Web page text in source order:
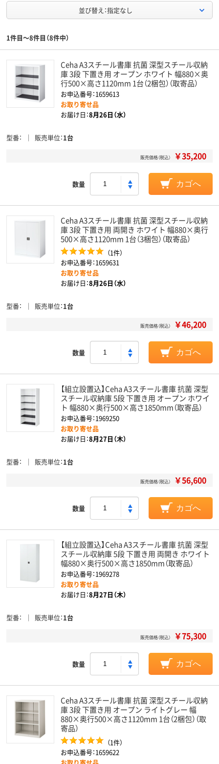
並び替え：指定なし
1件目～8件目（8件中）
Ceha A3スチール書庫 抗菌 深型スチール収納
庫 3段 下置き用 オープン ホワイト 幅880×奥
行500×高さ1120mm 1台（2梱包）（取寄品）
お申込番号：1659613
お取り寄せ品
お届け日：8月26日（水）
型番 販売単位 1台
販売価格（税込） ￥35,200
数量 カゴへ
Ceha A3スチール書庫 抗菌 深型スチール収納
庫 3段 下置き用 両開き ホワイト 幅880×奥行
500×高さ1120mm 1台（3梱包）（取寄品）
（1件）
お申込番号：1659631
お取り寄せ品
お届け日：8月26日（水）
型番 販売単位 1台
販売価格（税込） ￥46,200
数量 カゴへ
【組立設置込】Ceha A3スチール書庫 抗菌 深型
スチール収納庫 5段 下置き用 オープン ホワイ
ト 幅880×奥行500×高さ1850mm（取寄品）
お申込番号：1969250
お取り寄せ品
お届け日：8月27日（木）
型番 販売単位 1台
販売価格（税込） ￥56,600
数量 カゴへ
【組立設置込】Ceha A3スチール書庫 抗菌 深型
スチール収納庫 5段 下置き用 両開き ホワイト
幅880×奥行500×高さ1850mm（取寄品）
お申込番号：1969278
お取り寄せ品
お届け日：8月27日（木）
型番 販売単位 1台
販売価格（税込） ￥75,300
数量 カゴへ
Ceha A3スチール書庫 抗菌 深型スチール収納
庫 3段 下置き用 オープン ライトグレー 幅
880×奥行500×高さ1120mm 1台（2梱包）（取
寄品）
（1件）
お申込番号：1659622